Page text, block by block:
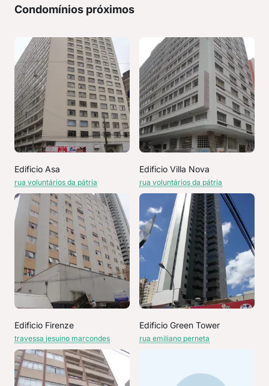
Condomínios próximos
Edificio Asa
rua voluntários da pátria
Edificio Villa Nova
rua voluntários da pátria
Edificio Firenze
travessa jesuíno marcondes
Edificio Green Tower
rua emiliano perneta